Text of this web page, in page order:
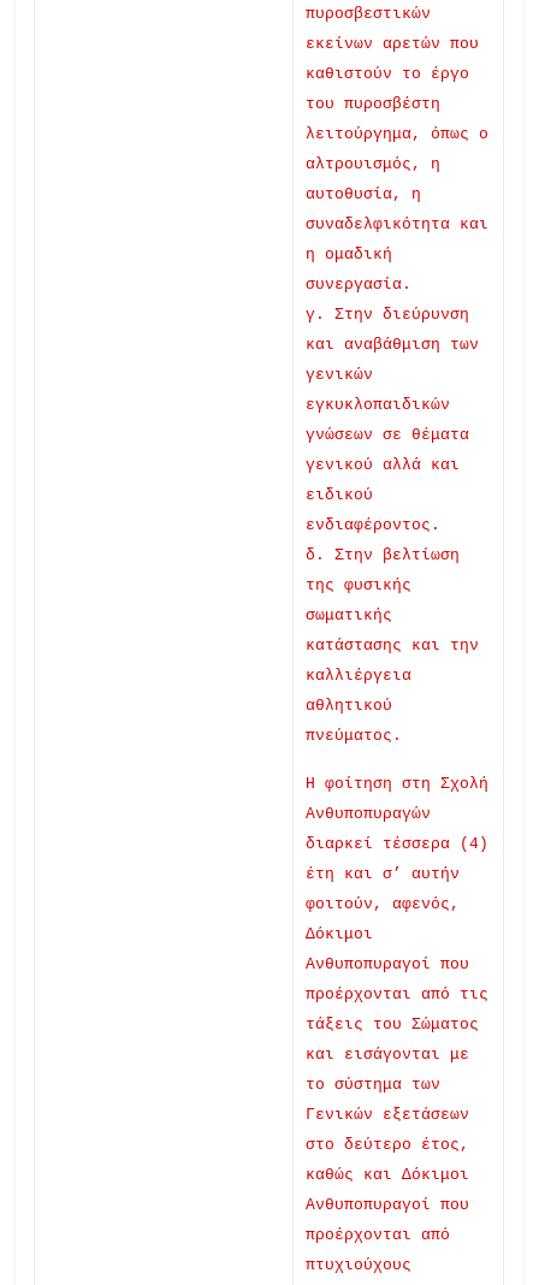
πυροσβεστικών
εκείνων αρετών που
καθιστούν το έργο
του πυροσβέστη
λειτούργημα, όπως ο
αλτρουισμός, η
αυτοθυσία, η
συναδελφικότητα και
η ομαδική
συνεργασία.
γ. Στην διεύρυνση
και αναβάθμιση των
γενικών
εγκυκλοπαιδικών
γνώσεων σε θέματα
γενικού αλλά και
ειδικού
ενδιαφέροντος.
δ. Στην βελτίωση
της φυσικής
σωματικής
κατάστασης και την
καλλιέργεια
αθλητικού
πνεύματος.
Η φοίτηση στη Σχολή
Ανθυποπυραγών
διαρκεί τέσσερα (4)
έτη και σ’ αυτήν
φοιτούν, αφενός,
Δόκιμοι
Ανθυποπυραγοί που
προέρχονται από τις
τάξεις του Σώματος
και εισάγονται με
το σύστημα των
Γενικών εξετάσεων
στο δεύτερο έτος,
καθώς και Δόκιμοι
Ανθυποπυραγοί που
προέρχονται από
πτυχιούχους